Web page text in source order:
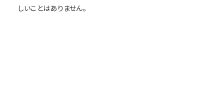
しいことはありません。